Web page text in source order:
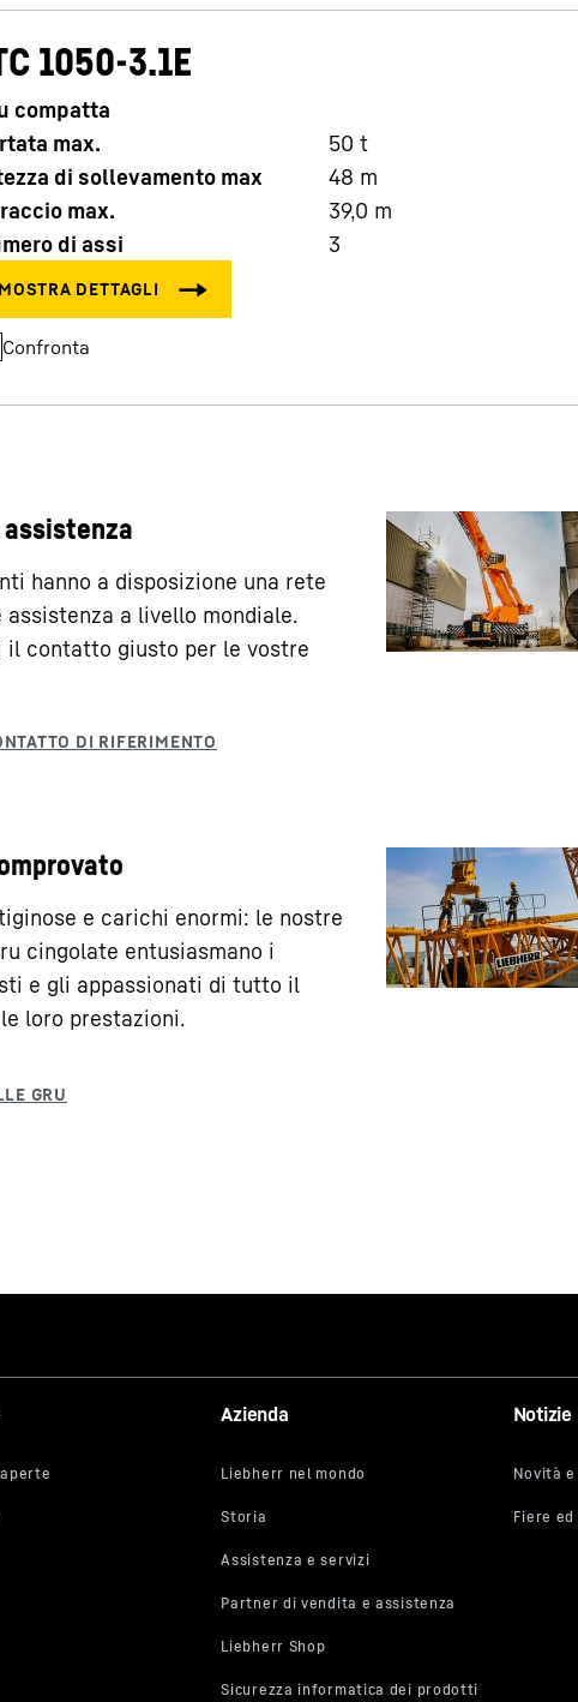
1050-3.1E
compatta
max.
50 t
di sollevamento max
48 m
max.
39,0 m
di assi
3
Confronta
hanno a disposizione una rete
assistenza a livello mondiale.
il contatto giusto per le vostre
e carichi enormi: le nostre
cingolate entusiasmano i
e gli appassionati di tutto il
loro prestazioni.
Azienda Notizie